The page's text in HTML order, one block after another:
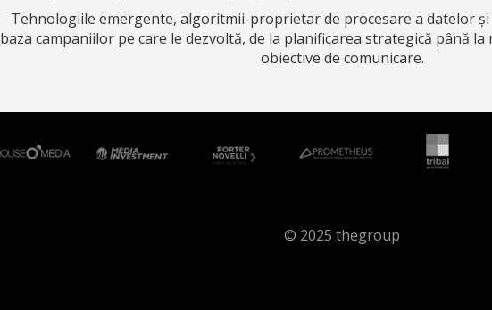
Tehnologiile emergente, algoritmii-proprietar de procesare a datelor
baza campaniilor pe care le dezvoltă, de la planificarea strategică până
obiective de comunicare.
© 2025 thegroup